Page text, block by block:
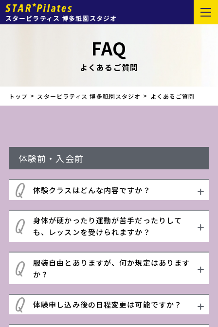
スターピラティス 博多祇園スタジオ
FAQ
よくあるご質問
トップ スターピラティス 博多祇園スタジオ よくあるご質問
体験前・入会前
体験クラスはどんな内容ですか？
身体が硬かったり運動が苦手だったりして
も、レッスンを受けられますか？
服装自由とありますが、何か規定はあります
か？
体験申し込み後の日程変更は可能ですか？